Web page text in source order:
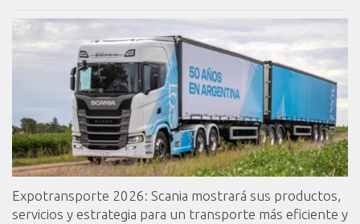
Expotransporte 2026: Scania mostrará sus productos,
servicios y estrategia para un transporte más eficiente y